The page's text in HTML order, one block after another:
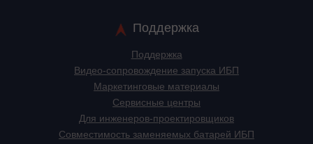
Поддержка
Поддержка
Видео-сопровождение запуска ИБП
Маркетинговые материалы
Сервисные центры
Для инженеров-проектировщиков
Cовместимость заменяемых батарей ИБП